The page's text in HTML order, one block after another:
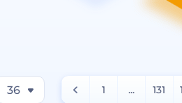
36 1 ... 131